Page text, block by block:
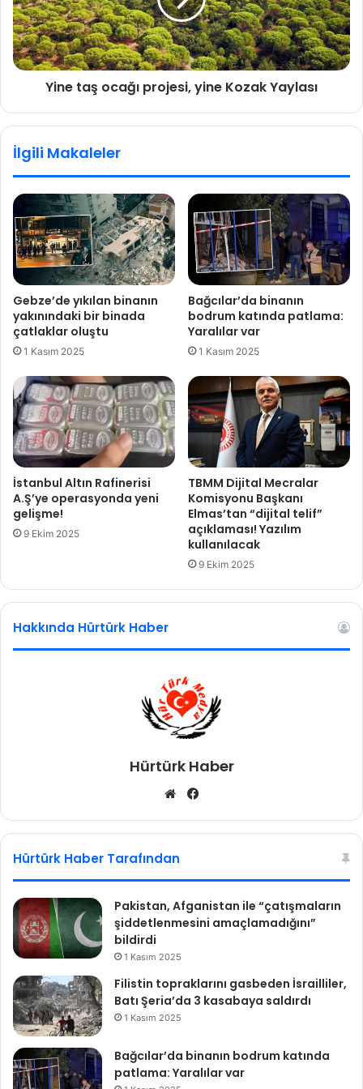
k
u
t
l
r
a
m
a
ş
o
c
e
s
,
y
n
e
K
o
a
k
Y
a
y
l
a
s
ı
Yine taş ocağı projesi, yine Kozak Yaylası
İlgili Makaleler
Gebze’de yıkılan binanın
yakınındaki bir binada
çatlaklar oluştu
1 Kasım 2025
Bağcılar’da binanın
bodrum katında patlama:
Yaralılar var
1 Kasım 2025
İstanbul Altın Rafinerisi
A.Ş’ye operasyonda yeni
gelişme!
9 Ekim 2025
TBMM Dijital Mecralar
Komisyonu Başkanı
Elmas’tan “dijital telif”
açıklaması! Yazılım
kullanılacak
9 Ekim 2025
Hakkında Hürtürk Haber
Hürtürk Haber
We
sit bo
Hürtürk Haber Tarafından
Pakistan, Afganistan ile “çatışmaların
şiddetlenmesini amaçlamadığını”
bildirdi
1 Kasım 2025
Filistin topraklarını gasbeden İsrailliler,
Batı Şeria’da 3 kasabaya saldırdı
1 Kasım 2025
Bağcılar’da binanın bodrum katında
patlama: Yaralılar var